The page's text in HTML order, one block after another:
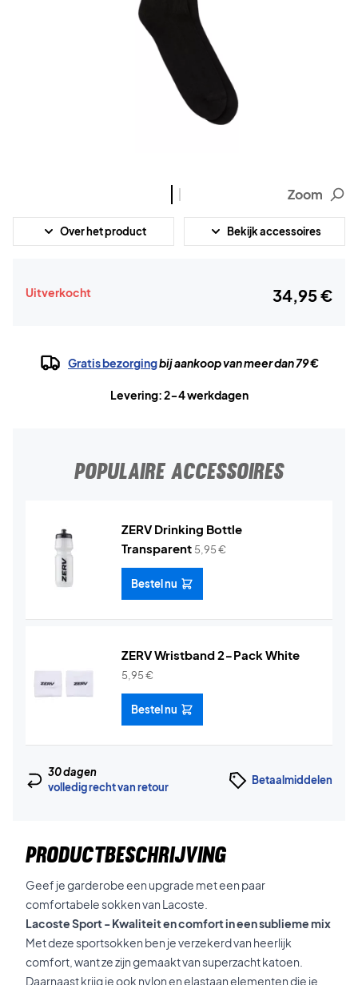
Zoom
Over het product Bekijk accessoires
Uitverkocht 34,95 €
Gratis bezorgingbij aankoop van meer dan 79 €
Levering: 2-4 werkdagen
POPULAIRE ACCESSOIRES
ZERV Drinking Bottle
Transparent 5,95€
Bestel nu
ZERV Wristband 2-Pack White
5,95€
Bestel nu
30 dagen
volledig recht van retour
Betaalmiddelen
PRODUCTBESCHRIJVING
Geef je garderobe een upgrade met een paar
comfortabele sokken van Lacoste.
Lacoste Sport - Kwaliteit en comfort in een sublieme mix
Met deze sportsokken ben je verzekerd van heerlijk
comfort, want ze zijn gemaakt van superzacht katoen.
Daarnaast krijg je ook nylon en elastaan elementen die je